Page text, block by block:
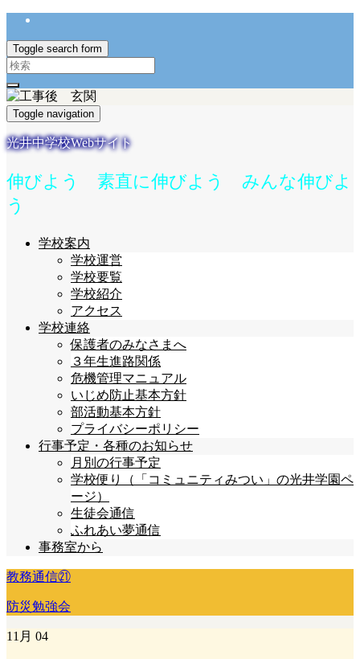
Toggle search form
Search
for:
Toggle navigation
光井中学校Webサイト
伸びよう 素直に伸びよう みんな伸びよ
う
学校案内
学校運営
学校要覧
学校紹介
アクセス
学校連絡
保護者のみなさまへ
３年生進路関係
危機管理マニュアル
いじめ防止基本方針
部活動基本方針
プライバシーポリシー
行事予定・各種のお知らせ
月別の行事予定
学校便り（「コミュニティみつい」の光井学園ペ
ージ）
生徒会通信
ふれあい夢通信
事務室から
教務通信㉑
防災勉強会
11月 04